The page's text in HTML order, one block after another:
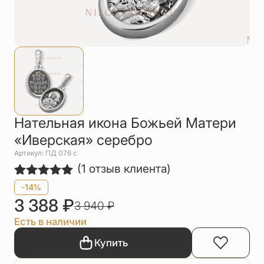
Цепи
Чётки
Шнурки на
Другое
Нательная икона Божьей Матери
«Иверская» серебро
Артикул: ПД 076 с
Рейтинг
5.00из 5
на основе
опроса
1
пользователя
(1 отзыв клиента)
-14%
3 388 ₽3 940₽
Есть в наличии
Купить